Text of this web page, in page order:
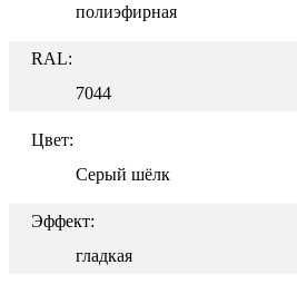
полиэфирная
RAL:
7044
Цвет:
Серый шёлк
Эффект:
гладкая